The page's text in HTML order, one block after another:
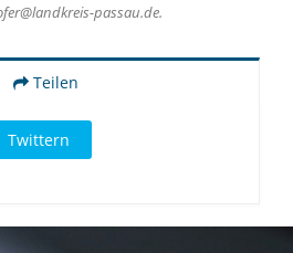
passau.de.
Teilen
Twittern